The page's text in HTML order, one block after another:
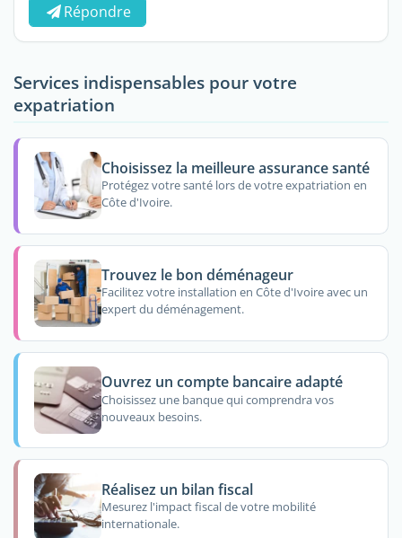
Répondre
Services indispensables pour votre
expatriation
Choisissez la meilleure assurance santé
Protégez votre santé lors de votre expatriation en
Côte d'Ivoire.
Trouvez le bon déménageur
Facilitez votre installation en Côte d'Ivoire avec un
expert du déménagement.
Ouvrez un compte bancaire adapté
Choisissez une banque qui comprendra vos
nouveaux besoins.
Réalisez un bilan fiscal
Mesurez l'impact fiscal de votre mobilité
internationale.